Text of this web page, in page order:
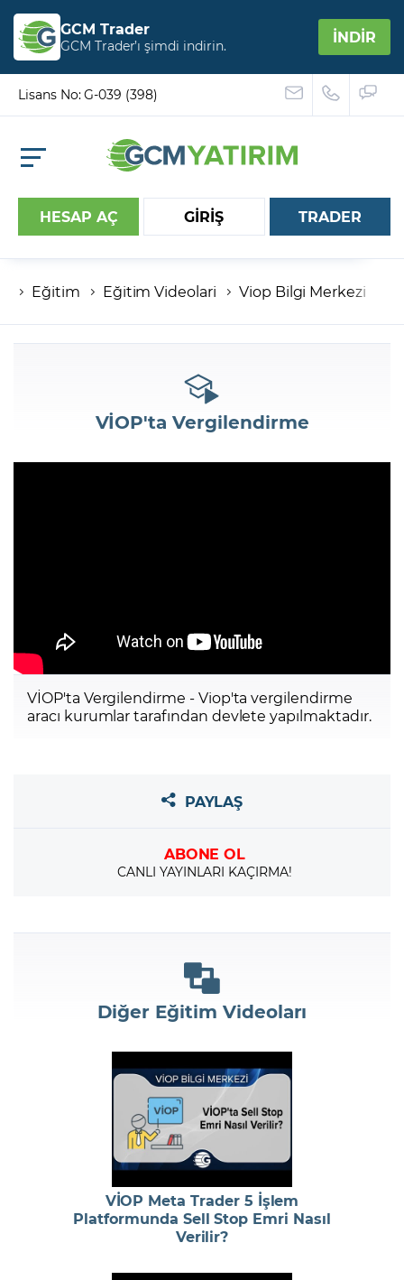
GCM Trader
GCM Trader’ı şimdi indirin. İNDİR
Lisans No: G-039 (398)
HESAP AÇ GİRİŞ
Hesap numaranız
Şifreniz
TRADER
Eğitim Eğitim Videolari Viop Bilgi Merkezi
VİOP'ta Vergilendirme
VİOP'ta Vergilendirme - Viop'ta vergilendirme
aracı kurumlar tarafından devlete yapılmaktadır.
PAYLAŞ
ABONE OL
CANLI YAYINLARI KAÇIRMA!
Diğer Eğitim Videoları
VİOP Meta Trader 5 İşlem
Platformunda Sell Stop Emri Nasıl
Verilir?